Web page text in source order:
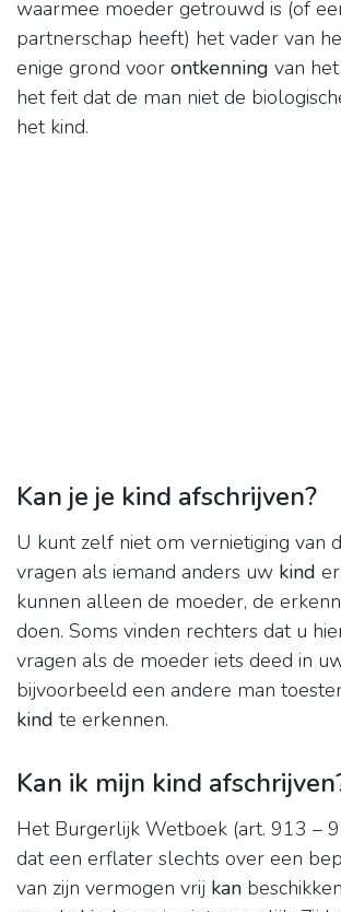
waarmee moeder getrouwd is (of
partnerschap heeft) het vader van
enige grond voor ontkenning van
het feit dat de man niet de
het kind.
Kan je je kind afschrijven?
U kunt zelf niet om vernietiging van
vragen als iemand anders uw kind
kunnen alleen de moeder, de
doen. Soms vinden rechters dat u
vragen als de moeder iets deed in
bijvoorbeeld een andere man
kind te erkennen.
Kan ik mijn kind
Het Burgerlijk Wetboek (art. 913 –
dat een erflater slechts over een
van zijn vermogen vrij kan